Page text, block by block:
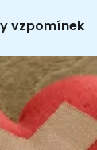
vzpomínek